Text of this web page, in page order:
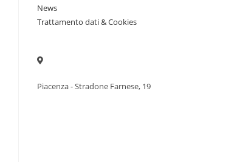
News
Trattamento dati & Cookies
Piacenza - Stradone Farnese, 19